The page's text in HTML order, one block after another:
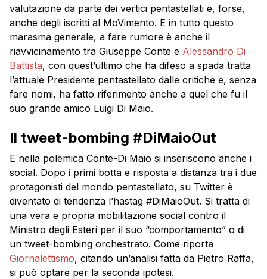
valutazione da parte dei vertici pentastellati e, forse,
anche degli iscritti al MoVimento. E in tutto questo
marasma generale, a fare rumore è anche il
riavvicinamento tra Giuseppe Conte e Alessandro Di
Battista, con quest’ultimo che ha difeso a spada tratta
l’attuale Presidente pentastellato dalle critiche e, senza
fare nomi, ha fatto riferimento anche a quel che fu il
suo grande amico Luigi Di Maio.
Il tweet-bombing #DiMaioOut
E nella polemica Conte-Di Maio si inseriscono anche i
social. Dopo i primi botta e risposta a distanza tra i due
protagonisti del mondo pentastellato, su Twitter è
diventato di tendenza l’hastag #DiMaioOut. Si tratta di
una vera e propria mobilitazione social contro il
Ministro degli Esteri per il suo “comportamento” o di
un tweet-bombing orchestrato. Come riporta
Giornalettismo, citando un’analisi fatta da Pietro Raffa,
si può optare per la seconda ipotesi.